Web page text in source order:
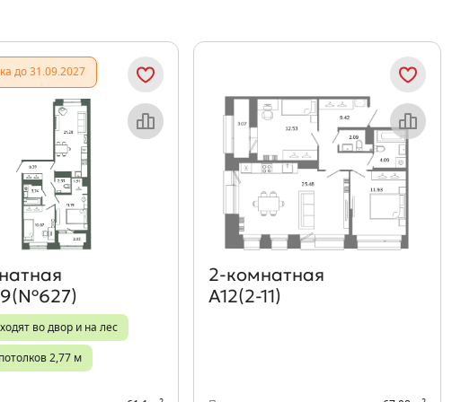
до 31.09.2027
Объект месяца
9(№627)
во двор и на лес
2,77 м
Объект месяца
2‑комнатная
А12(2-11)